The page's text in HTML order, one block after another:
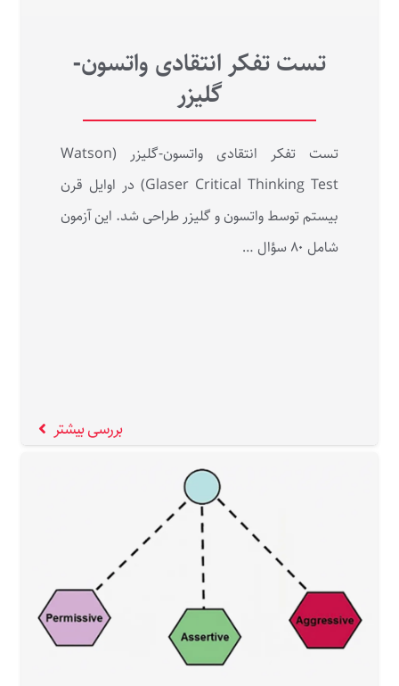
تست تفکر انتقادی واتسون-
گلیزر
تست تفکر انتقادی واتسون-گلیزر (Watson
Glaser Critical Thinking Test) در اوایل قرن
بیستم توسط واتسون و گلیزر طراحی شد. این آزمون
شامل ۸۰ سؤال …
بررسی بیشتر